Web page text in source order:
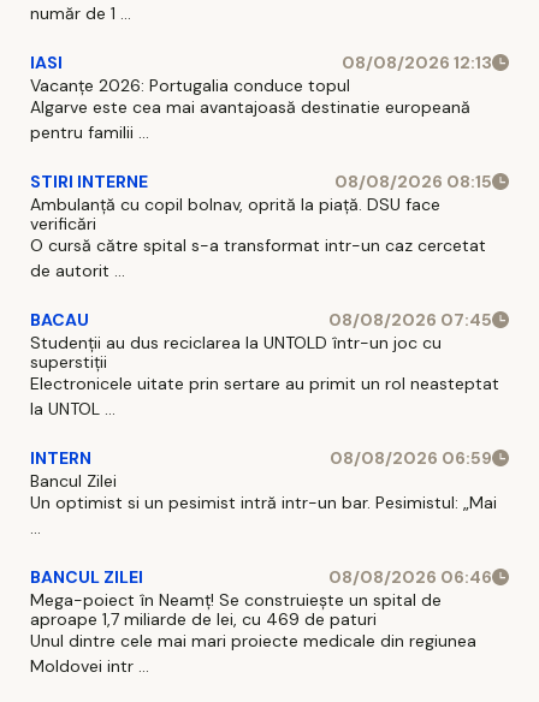
număr de 1 ...
IASI
08/08/2026 12:13
Vacanțe 2026: Portugalia conduce topul
Algarve este cea mai avantajoasă destinatie europeană
pentru familii ...
STIRI INTERNE
08/08/2026 08:15
Ambulanță cu copil bolnav, oprită la piață. DSU face
verificări
O cursă către spital s-a transformat intr-un caz cercetat
de autorit ...
BACAU
08/08/2026 07:45
Studenții au dus reciclarea la UNTOLD într-un joc cu
superstiții
Electronicele uitate prin sertare au primit un rol neasteptat
la UNTOL ...
INTERN
08/08/2026 06:59
Bancul Zilei
Un optimist si un pesimist intră intr-un bar. Pesimistul: „Mai
...
BANCUL ZILEI
08/08/2026 06:46
Mega-poiect în Neamț! Se construiește un spital de
aproape 1,7 miliarde de lei, cu 469 de paturi
Unul dintre cele mai mari proiecte medicale din regiunea
Moldovei intr ...